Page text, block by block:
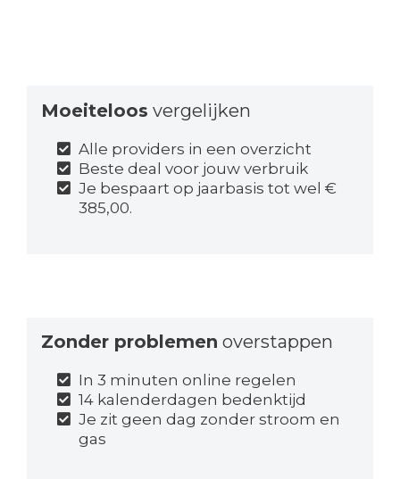
Moeiteloos vergelijken
Alle providers in een overzicht
Beste deal voor jouw verbruik
Je bespaart op jaarbasis tot wel €
385,00.
Zonder problemen overstappen
In 3 minuten online regelen
14 kalenderdagen bedenktijd
Je zit geen dag zonder stroom en
gas